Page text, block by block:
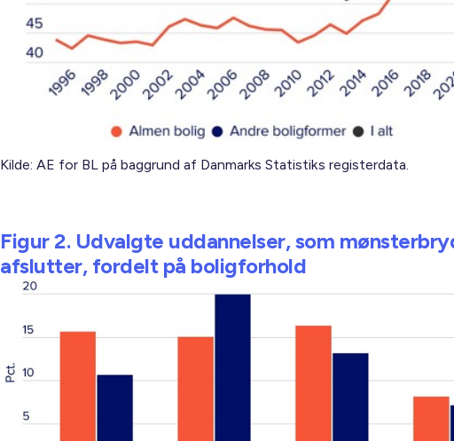
Kilde: AE for BL på baggrund af Danmarks Statistiks registerdata.
Figur 2. Udvalgte uddannelser, som
afslutter, fordelt på boligforhold